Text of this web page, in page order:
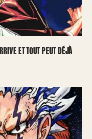
ET TOUT PEUT DÉJÀ